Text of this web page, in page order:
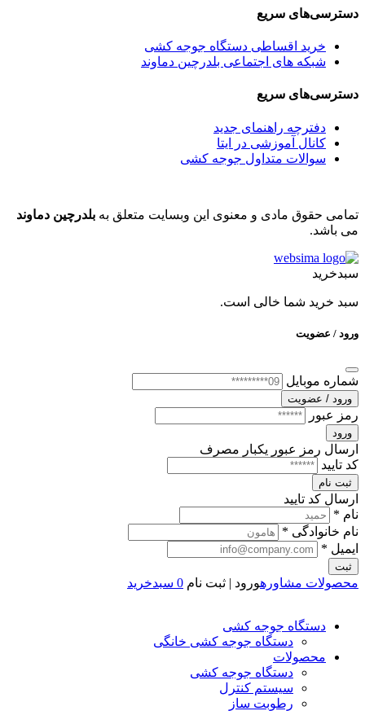
دسترسی‌های سریع
خرید اقساطی دستگاه جوجه کشی
شبکه های اجتماعی بلدرچین دماوند
دسترسی‌های سریع
دفترچه راهنمای جدید
کانال آموزشی در ایتا
سوالات متداول جوجه کشی
تمامی حقوق مادی و معنوی این وبسایت متعلق به بلدرچین دماوند
می باشد.
سبدخرید
سبد خرید شما خالی است.
ورود / عضویت
شماره موبایل
ورود / عضویت
رمز عبور
ورود
ارسال رمز عبور یکبار مصرف
کد تایید
ثبت نام
ارسال کد تایید
نام *
نام خانوادگی *
ایمیل *
ثبت
محصولات مشاورهورود | ثبت نام 0 سبدخرید
دستگاه جوجه کشی
دستگاه جوجه کشی خانگی
محصولات
دستگاه جوجه کشی
سیستم کنترل
رطوبت ساز